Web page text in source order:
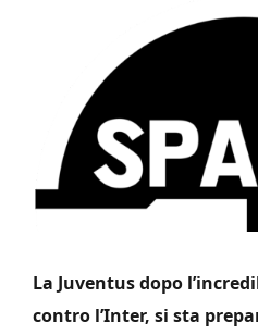
La Juventus dopo
contro l’Inter, si sta